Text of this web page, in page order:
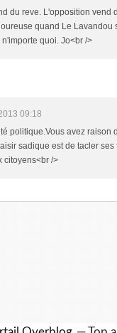
du reve. L'opposition
quand Le
n'importe quoi. Jo<br />
09:18
politique.Vous avez raison
sadique est de tacler
citoyens<br />